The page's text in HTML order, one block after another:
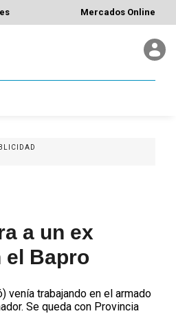
Mercados Online
a un ex
el Bapro
venía trabajando en el armado
Se queda con Provincia